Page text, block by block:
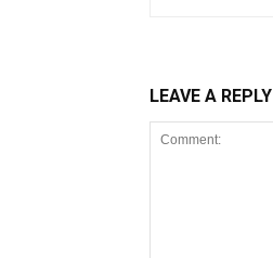
LEAVE A REPLY